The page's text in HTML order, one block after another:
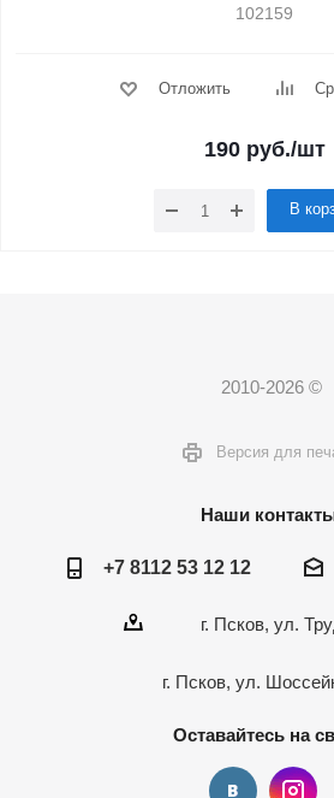
102159
Отложить
190 руб./шт
В
2010-2026 ©
Версия для
Наши
+7 8112 53 12 12
г. Псков, ул.
г. Псков, ул.
Оставайтесь на